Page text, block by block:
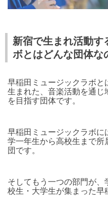
新宿で生まれ活動す
ボとはどんな団体な
早稲田ミュージックラボと
生まれた、音楽活動を通
を目指す団体です。
早稲田ミュージックラボ
学一年生から高校生まで所
団です。
そしてもう一つの部門が
校生・大学生が集まった早